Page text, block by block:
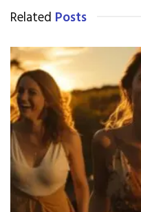
Related Posts